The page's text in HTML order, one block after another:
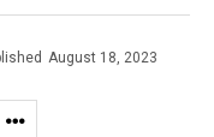
August 18, 2023